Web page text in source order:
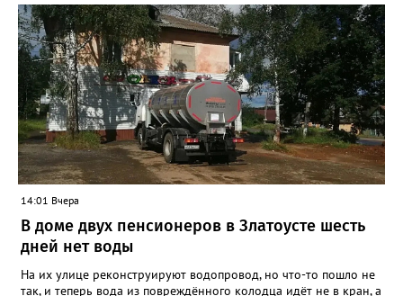
повышение энергоэффективности систем. Кроме электронных
схем, исполнителю нужно разработать предложения по
строительству и реконструкции водоснабжения и канализации,
оценив размер вложений, а также представить перечень
бесхозных объектов и возможные сценарии развития этой
сферы городского хозяйства. В июне 2025 года
«Златоуст.инфо» сообщал о подобных торгах. Тогда цена
вопроса была почти в три раза выше - 9 миллионов 13 тысяч
486 рублей, а в списке работ была разработка электронной
системы ливнёвок.
14:01 Вчера
В доме двух пенсионеров в Златоусте шесть
дней нет воды
На их улице реконструируют водопровод, но что-то пошло не
так, и теперь вода из повреждённого колодца идёт не в кран, а